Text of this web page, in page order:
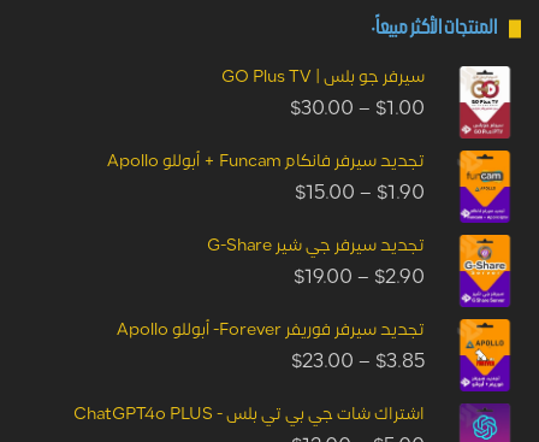
الأكثر مبيعاً:
سيرفر جو بلس | GO Plus TV
1.00
–
$30.00
تجديد سيرفر فانكام Funcam + أبوللو Apollo
1.90
–
$15.00
تجديد سيرفر جي شير G-Share
2.90
–
$19.00
تجديد سيرفر فوريفر Forever- أبوللو Apollo
3.85
–
$23.00
اشتراك شات جي بي تي بلس - ChatGPT4o PLUS